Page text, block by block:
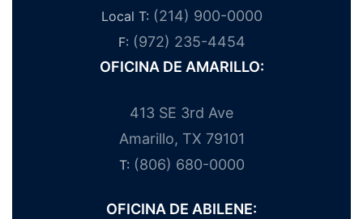
Local T: (214) 900-0000
F: (972) 235-4454
OFICINA DE AMARILLO:
413 SE 3rd Ave
Amarillo, TX 79101
T: (806) 680-0000
OFICINA DE ABILENE: